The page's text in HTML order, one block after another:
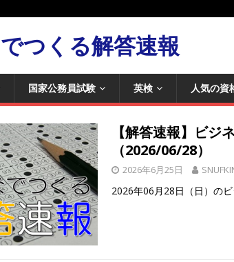
つくる解答速報
国家公務員試験 英検 人気の資
【解答速報】ビジ
（2026/06/28）
2026年6月25日
2026年06月28日（日）の